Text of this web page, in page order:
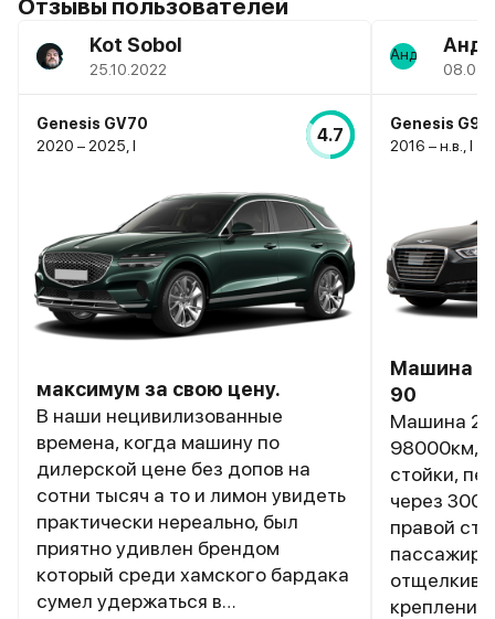
Отзывы пользователей
Kot Sobol
25.10.2022
Genesis GV70
2020 – 2025, I
4.7
максимум за свою цену.
В наши нецивилизованные
времена, когда машину по
дилерской цене без допов на
сотни тысяч а то и лимон увидеть
практически нереально, был
приятно удивлен брендом
который среди хамского бардака
сумел удержаться в
Genesis G90
2016 – н.в., I
Машина
90
Машина
98000км,
стойки,
через 300
правой
крепления